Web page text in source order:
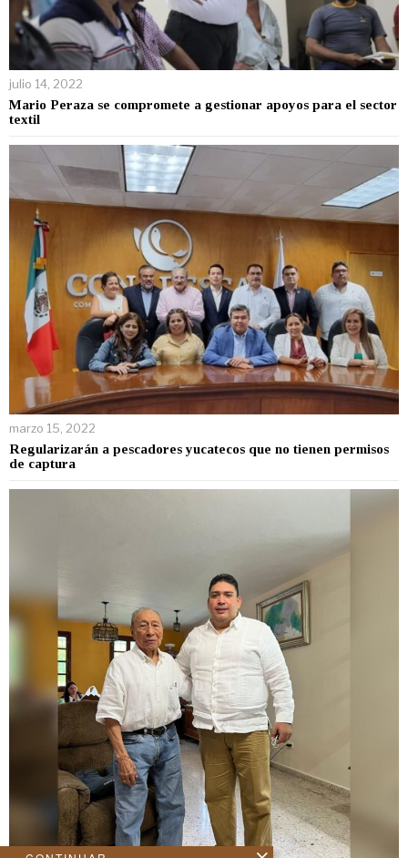
julio 14, 2022
Mario Peraza se compromete a gestionar apoyos para el sector
textil
marzo 15, 2022
Regularizarán a pescadores yucatecos que no tienen permisos
de captura